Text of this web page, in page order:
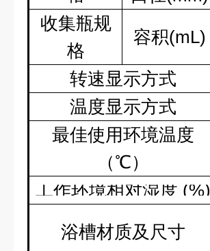
收集瓶规
格
容积(mL)
转速显示方式
温度显示方式
最佳使用环境温度
（℃）
工作环境相对湿度 (%)
浴槽材质及尺寸